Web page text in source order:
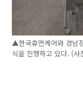
▲한국휴먼케어와 경남
식을 진행하고 있다. (사